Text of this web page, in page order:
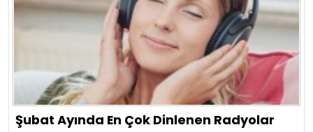
Şubat Ayında En Çok Dinlenen Radyolar